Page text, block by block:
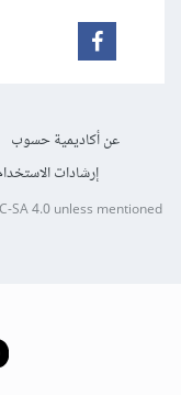
عن أكاديمية حسوب
إرشادات الاستخدام
SA 4.0unless mentioned